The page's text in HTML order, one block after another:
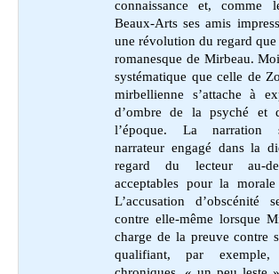
connaissance et, comme
Beaux-Arts ses amis
une révolution du regard
romanesque de Mirbeau.
systématique que celle de
mirbellienne s’attache à
d’ombre de la psyché et
l’époque. La narration
narrateur engagé dans la
regard du lecteur au-
acceptables pour la morale
L’accusation d’obscénité
contre elle-même lorsque
charge de la preuve contre
qualifiant, par